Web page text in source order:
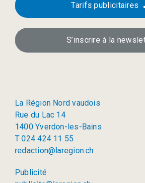
Tarifs publicitaires
S’inscrire à la
La Région Nord vaudois
Rue du Lac 14
1400 Yverdon-les-Bains
T 024 424 11 55
redaction@laregion.ch
Publicité